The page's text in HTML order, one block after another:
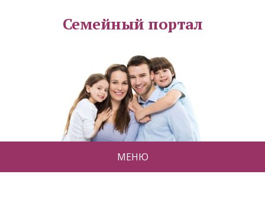
Семейный портал
МЕНЮ